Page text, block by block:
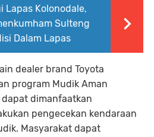
Lapas Kolonodale,
Sulteng
Dalam Lapas
dealer brand Toyota
program Mudik Aman
dimanfaatkan
pengecekan kendaraan
Masyarakat dapat